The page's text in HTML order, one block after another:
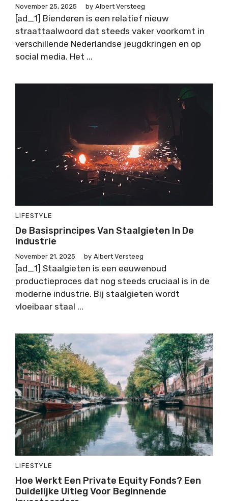
November 25, 2025 by Albert Versteeg
[ad_1] Bienderen is een relatief nieuw
straattaalwoord dat steeds vaker voorkomt in
verschillende Nederlandse jeugdkringen en op
social media. Het ...
LIFESTYLE
De Basisprincipes Van Staalgieten In De
Industrie
November 21, 2025 by Albert Versteeg
[ad_1] Staalgieten is een eeuwenoud
productieproces dat nog steeds cruciaal is in de
moderne industrie. Bij staalgieten wordt
vloeibaar staal ...
LIFESTYLE
Hoe Werkt Een Private Equity Fonds? Een
Duidelijke Uitleg Voor Beginnende